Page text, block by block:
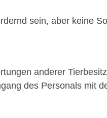
sein, aber keine
anderer
des Personals mit